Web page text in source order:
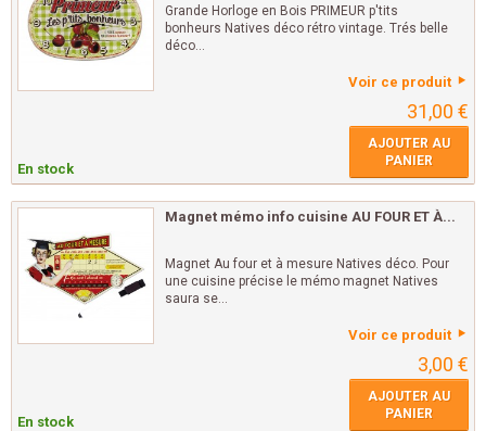
Grande Horloge en Bois PRIMEUR p'tits
bonheurs Natives déco rétro vintage. Trés belle
déco...
Voir ce produit
31,00 €
En stock
AJOUTER AU
PANIER
Magnet mémo info cuisine AU FOUR ET À...
Magnet Au four et à mesure Natives déco. Pour
une cuisine précise le mémo magnet Natives
saura se...
Voir ce produit
3,00 €
En stock
AJOUTER AU
PANIER